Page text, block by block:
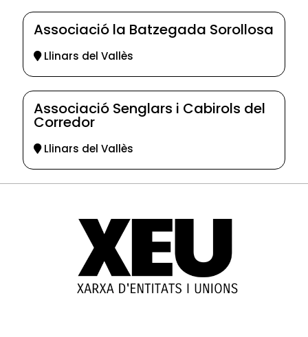
Associació la Batzegada Sorollosa
Llinars del Vallès
Associació Senglars i Cabirols del
Corredor
Llinars del Vallès